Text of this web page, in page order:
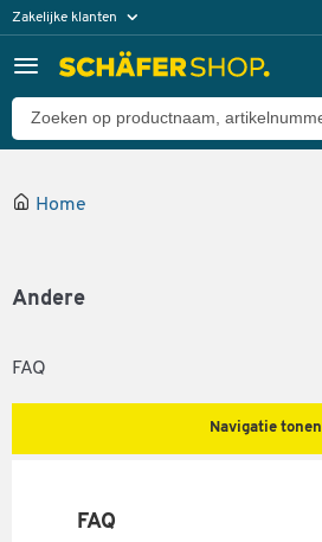
Zakelijke klanten
Particuliere klanten
Home
Andere
FAQ
Navigatie tonen
FAQ